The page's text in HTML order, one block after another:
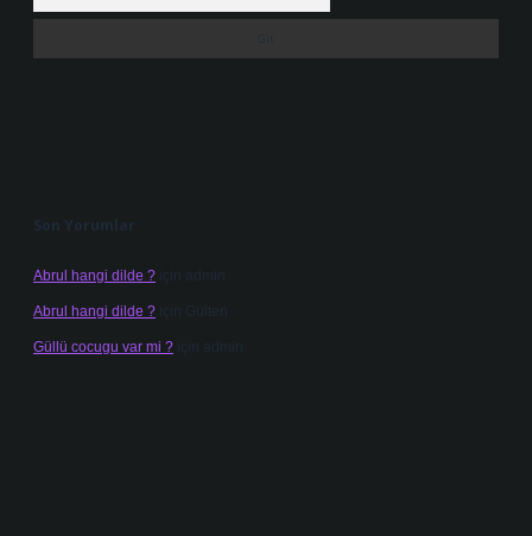
Son Yorumlar
Abrul hangi dilde ? için admin
Abrul hangi dilde ? için Gülten
Güllü cocugu var mi ? için admin